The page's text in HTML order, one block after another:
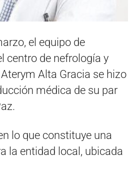
el equipo de
centro de nefrología y
Alta Gracia se hizo
médica de su par
lo que constituye una
la entidad local, ubicada